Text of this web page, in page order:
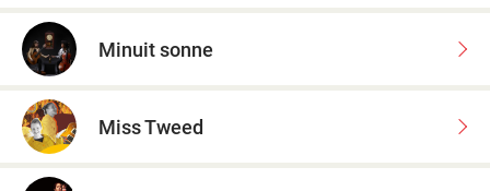
Minuit sonne
Miss Tweed